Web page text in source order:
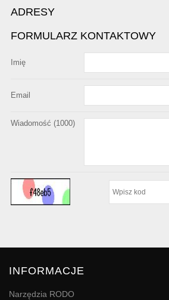
ADRESY
FORMULARZ KONTAKTOWY
Imię
Email
Wiadomość (1000)
INFORMACJE
Narzędzia RODO